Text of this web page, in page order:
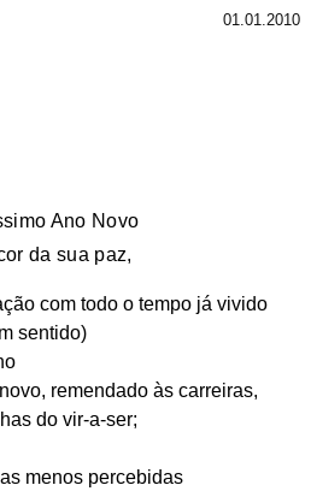
01.01.2010
Ano Novo
da sua paz,
com todo o tempo já vivido
sentido)
remendado às carreiras,
do vir-a-ser;
menos percebidas